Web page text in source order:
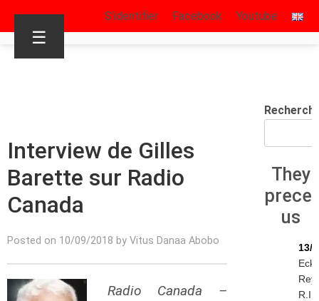
S’identifier Facebook Youtube
☰
Interview de Gilles
Barette sur Radio
Canada
Posted on 10/09/2018 by Vitus Danaa Abobo
Radio Canada –
They
us
13/